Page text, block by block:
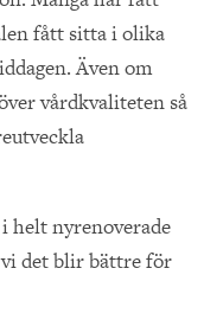
fått sitta i olika
Även om
vårdkvaliteten så
nyrenoverade
det blir bättre för